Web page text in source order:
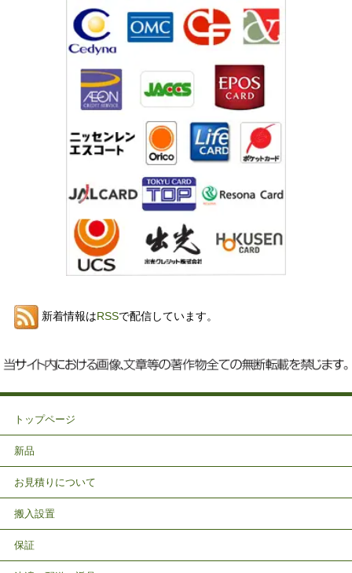
新着情報はRSSで配信しています。
トップページ
新品
お見積りについて
搬入設置
保証